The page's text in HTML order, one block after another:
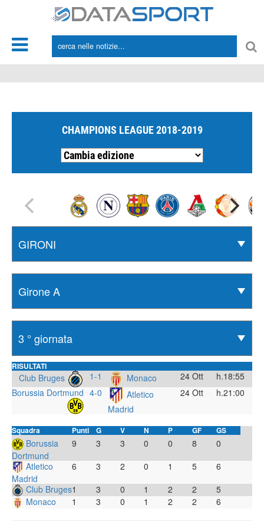
CHAMPIONS LEAGUE 2018-2019
RISULTATI
Club Bruges 1-1 Monaco 24 Ott
h.18:55
Borussia Dortmund 4-0
Atletico
Madrid
24 Ott h.21:00
Squadra Punti G V N P GF GS
Borussia
Dortmund
9 3 3 0 0 8
0
Atletico
Madrid
6 3 2 0 1 5
6
Club Bruges1 3 0 1 2 2
5
Monaco
1 3 0 1 2 2 6